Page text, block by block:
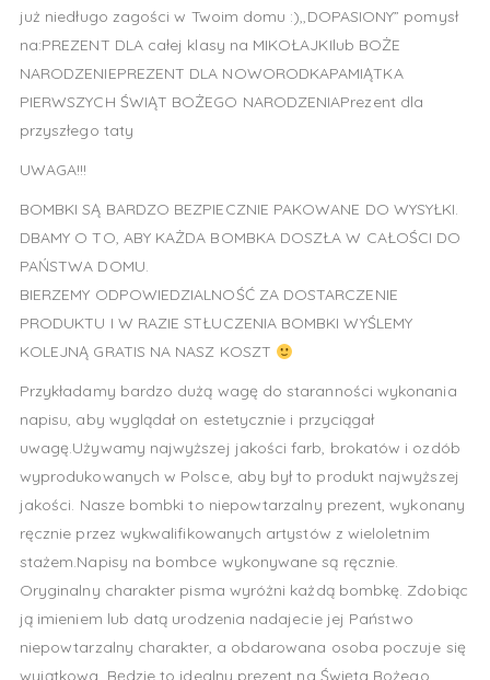
już niedługo zagości w Twoim domu :),,DOPASIONY” pomysł
na:PREZENT DLA całej klasy na MIKOŁAJKIlub BOŻE
NARODZENIEPREZENT DLA NOWORODKAPAMIĄTKA
PIERWSZYCH ŚWIĄT BOŻEGO NARODZENIAPrezent dla
przyszłego taty
UWAGA!!!
BOMBKI SĄ BARDZO BEZPIECZNIE PAKOWANE DO WYSYŁKI.
DBAMY O TO, ABY KAŻDA BOMBKA DOSZŁA W CAŁOŚCI DO
PAŃSTWA DOMU.
BIERZEMY ODPOWIEDZIALNOŚĆ ZA DOSTARCZENIE
PRODUKTU I W RAZIE STŁUCZENIA BOMBKI WYŚLEMY
KOLEJNĄ GRATIS NA NASZ KOSZT
Przykładamy bardzo dużą wagę do staranności wykonania
napisu, aby wyglądał on estetycznie i przyciągał
uwagę.Używamy najwyższej jakości farb, brokatów i ozdób
wyprodukowanych w Polsce, aby był to produkt najwyższej
jakości. Nasze bombki to niepowtarzalny prezent, wykonany
ręcznie przez wykwalifikowanych artystów z wieloletnim
stażem.Napisy na bombce wykonywane są ręcznie.
Oryginalny charakter pisma wyróżni każdą bombkę. Zdobiąc
ją imieniem lub datą urodzenia nadajecie jej Państwo
niepowtarzalny charakter, a obdarowana osoba poczuje się